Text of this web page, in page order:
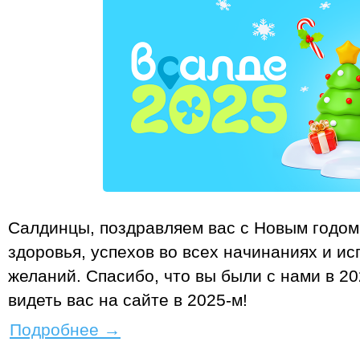
Салдинцы, поздравляем вас с Новым
здоровья, успехов во всех начинаниях и
желаний. Спасибо, что вы были с нами в
видеть вас на сайте в 2025‑м!
Подробнее →